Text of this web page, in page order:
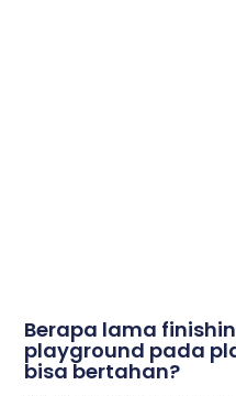
Berapa lama
playground pada
bisa bertahan?